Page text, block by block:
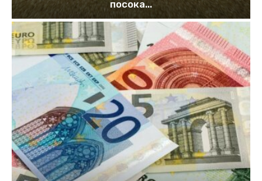
посока...